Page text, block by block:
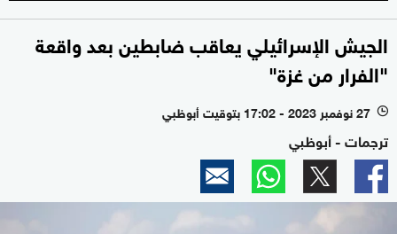
الجيش الإسرائيلي يعاقب ضابطين بعد واقعة
"الفرار من غزة"
l 27 نوفمبر 2023 - 17:02 بتوقيت أبوظبي
ترجمات - أبوظبي